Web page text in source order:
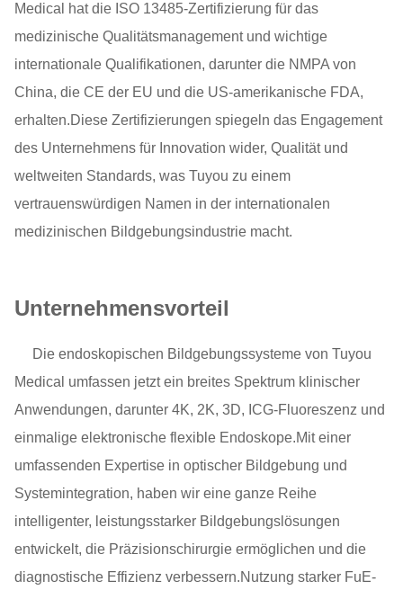
Medical hat die ISO 13485-Zertifizierung für das
medizinische Qualitätsmanagement und wichtige
internationale Qualifikationen, darunter die NMPA von
China, die CE der EU und die US-amerikanische FDA,
erhalten.Diese Zertifizierungen spiegeln das Engagement
des Unternehmens für Innovation wider, Qualität und
weltweiten Standards, was Tuyou zu einem
vertrauenswürdigen Namen in der internationalen
medizinischen Bildgebungsindustrie macht.
Unternehmensvorteil
Die endoskopischen Bildgebungssysteme von Tuyou
Medical umfassen jetzt ein breites Spektrum klinischer
Anwendungen, darunter 4K, 2K, 3D, ICG-Fluoreszenz und
einmalige elektronische flexible Endoskope.Mit einer
umfassenden Expertise in optischer Bildgebung und
Systemintegration, haben wir eine ganze Reihe
intelligenter, leistungsstarker Bildgebungslösungen
entwickelt, die Präzisionschirurgie ermöglichen und die
diagnostische Effizienz verbessern.Nutzung starker FuE-